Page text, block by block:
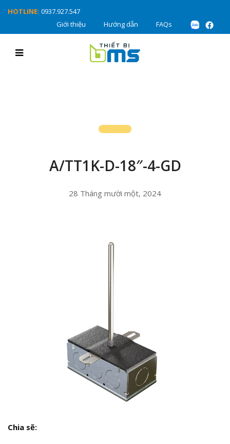
HOTLINE: 0937.927.547
Giới thiệu
Hướng dẫn FAQs
A/TT1K-D-18″-4-GD
28 Tháng mười một, 2024
Chia sẽ: